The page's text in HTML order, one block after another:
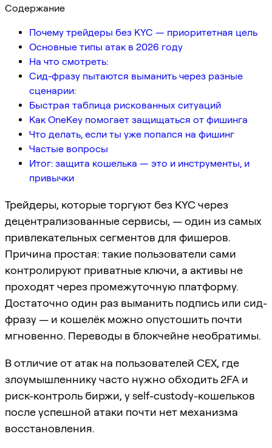
Содержание
Почему трейдеры без KYC — приоритетная цель
Основные типы атак в 2026 году
На что смотреть:
Сид-фразу пытаются выманить через разные
сценарии:
Быстрая таблица рискованных ситуаций
Как OneKey помогает защищаться от фишинга
Что делать, если ты уже попался на фишинг
Частые вопросы
Итог: защита кошелька — это и инструменты, и
привычки
Трейдеры, которые торгуют без KYC через
децентрализованные сервисы, — один из самых
привлекательных сегментов для фишеров.
Причина простая: такие пользователи сами
контролируют приватные ключи, а активы не
проходят через промежуточную платформу.
Достаточно один раз выманить подпись или сид-
фразу — и кошелёк можно опустошить почти
мгновенно. Переводы в блокчейне необратимы.
В отличие от атак на пользователей CEX, где
злоумышленнику часто нужно обходить 2FA и
риск-контроль биржи, у self-custody-кошельков
после успешной атаки почти нет механизма
восстановления.